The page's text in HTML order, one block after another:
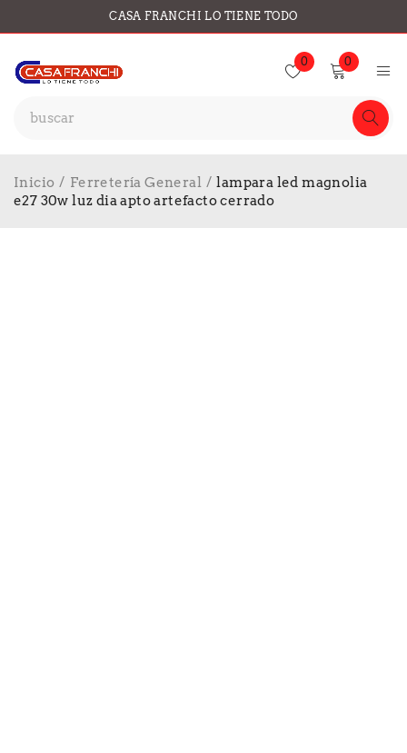
CASA FRANCHI LO TIENE TODO
0 0
Inicio / Ferretería General / lampara led magnolia
e27 30w luz dia apto artefacto cerrado